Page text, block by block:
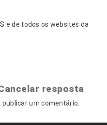
e de todos os websites da
resposta
publicar um comentário.